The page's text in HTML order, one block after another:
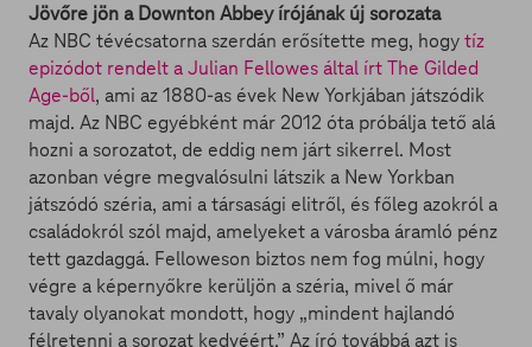
Jövőre jön a Downton Abbey írójának új sorozata
Az NBC tévécsatorna szerdán erősítette meg, hogytíz
epizódot rendelt a Julian Fellowes által írt The Gilded
Age-ből, ami az 1880-as évek New Yorkjában játszódik
majd. Az NBC egyébként már 2012 óta próbálja tető alá
hozni a sorozatot, de eddig nem járt sikerrel. Most
azonban végre megvalósulni látszik a New Yorkban
játszódó széria, ami a társasági elitről, és főleg azokról a
családokról szól majd, amelyeket a városba áramló pénz
tett gazdaggá. Felloweson biztos nem fog múlni, hogy
végre a képernyőkre kerüljön a széria, mivel ő már
tavaly olyanokat mondott, hogy „mindent hajlandó
félretenni a sorozat kedvéért.” Az író továbbá azt is